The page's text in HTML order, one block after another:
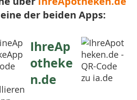
der beiden Apps:
IhreAp
otheke
n.de